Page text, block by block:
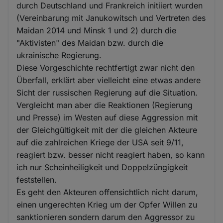
durch Deutschland und Frankreich initiiert wurden
(Vereinbarung mit Janukowitsch und Vertreten des
Maidan 2014 und Minsk 1 und 2) durch die
"Aktivisten" des Maidan bzw. durch die
ukrainische Regierung.
Diese Vorgeschichte rechtfertigt zwar nicht den
Überfall, erklärt aber vielleicht eine etwas andere
Sicht der russischen Regierung auf die Situation.
Vergleicht man aber die Reaktionen (Regierung
und Presse) im Westen auf diese Aggression mit
der Gleichgültigkeit mit der die gleichen Akteure
auf die zahlreichen Kriege der USA seit 9/11,
reagiert bzw. besser nicht reagiert haben, so kann
ich nur Scheinheiligkeit und Doppelzüngigkeit
feststellen.
Es geht den Akteuren offensichtlich nicht darum,
einen ungerechten Krieg um der Opfer Willen zu
sanktionieren sondern darum den Aggressor zu